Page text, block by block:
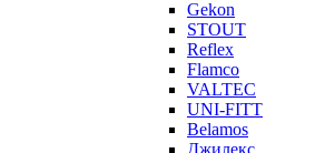
Gekon
STOUT
Reflex
Flamco
VALTEC
UNI-FITT
Belamos
Джилекс